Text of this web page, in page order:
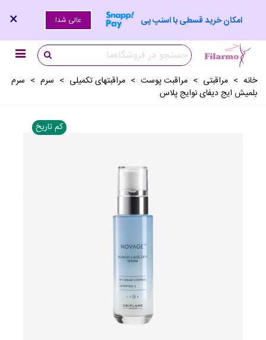
امکان خرید قسطی با اسنپ پی عالی شد! ×
خانه > مراقبتی > مراقبت پوست > مراقبتهای تکمیلی > سرم > سرم
بلمیش ایج دیفای نوایج پلاس
کم تاریخ